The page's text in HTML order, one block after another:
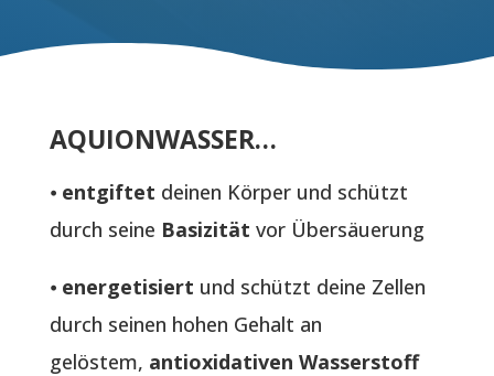
AQUIONWASSER…
⦁ entgiftet deinen Körper und schützt
durch seine Basizität vor Übersäuerung
⦁ energetisiert und schützt deine Zellen
durch seinen hohen Gehalt an
gelöstem, antioxidativen Wasserstoff